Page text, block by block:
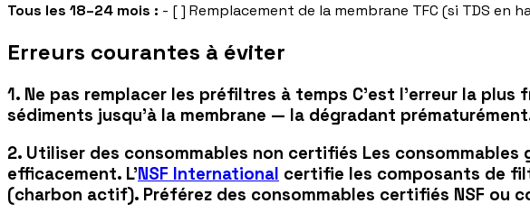
Tous les 18–24 mois : - [ ] Remplacement de la membrane TFC (si TDS
Erreurs courantes à éviter
1. Ne pas remplacer les préfiltres à temps C'est l'erreur la
sédiments jusqu'à la membrane — la dégradant
2. Utiliser des consommables non certifiés Les
efficacement. L'NSF International certifie les composants de
(charbon actif). Préférez des consommables certifiés NSF ou